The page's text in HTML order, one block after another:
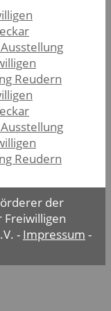
Reudern
Reudern
der
- Impressum -